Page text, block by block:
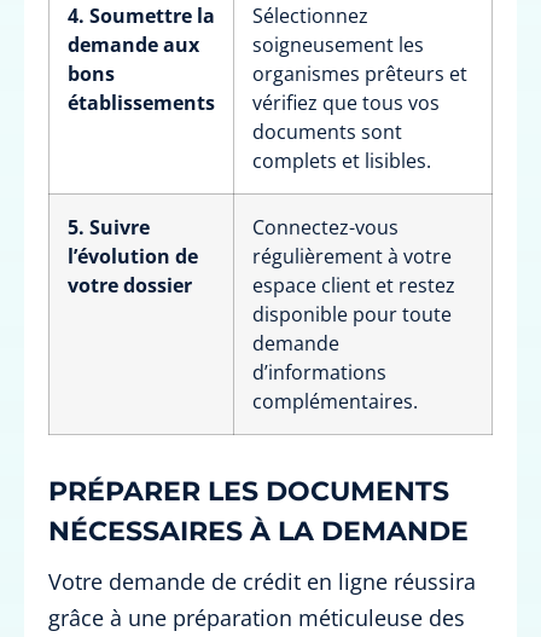
4. Soumettre la
demande aux
bons
établissements
Sélectionnez
soigneusement les
organismes prêteurs et
vérifiez que tous vos
documents sont
complets et lisibles.
5. Suivre
l’évolution de
votre dossier
Connectez-vous
régulièrement à votre
espace client et restez
disponible pour toute
demande
d’informations
complémentaires.
PRÉPARER LES DOCUMENTS
NÉCESSAIRES À LA DEMANDE
Votre demande de crédit en ligne réussira
grâce à une préparation méticuleuse des